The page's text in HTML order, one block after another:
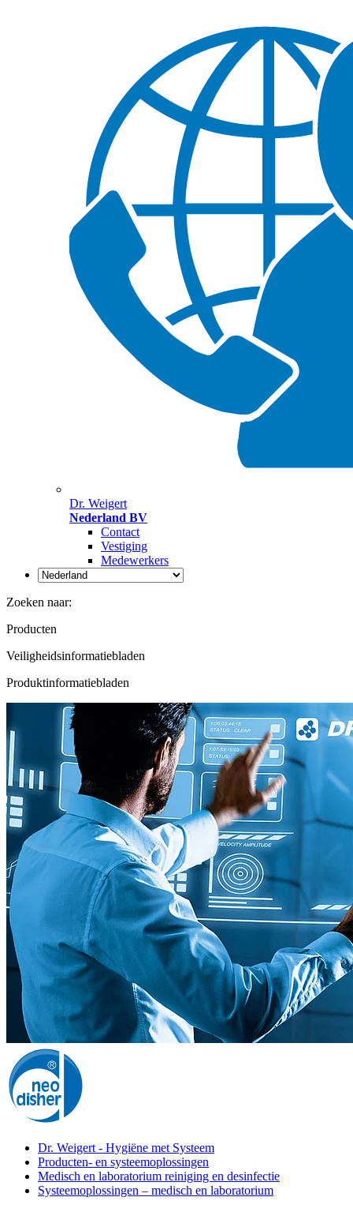
Dr. Weigert
Nederland BV
Contact
Vestiging
Medewerkers
Zoeken naar:
Producten
Veiligheidsinformatiebladen
Produktinformatiebladen
Dr. Weigert - Hygiëne met Systeem
Producten- en systeemoplossingen
Medisch en laboratorium reiniging en desinfectie
Systeemoplossingen – medisch en laboratorium